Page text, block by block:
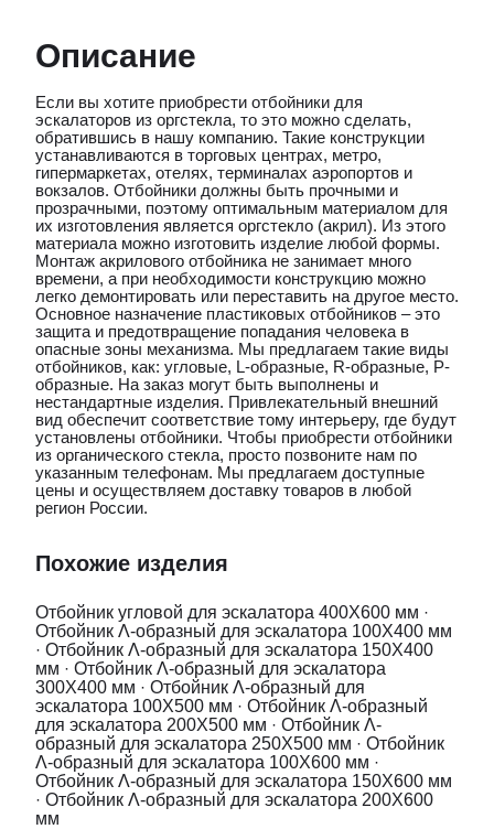
Описание
Если вы хотите приобрести отбойники для
эскалаторов из оргстекла, то это можно сделать,
обратившись в нашу компанию. Такие конструкции
устанавливаются в торговых центрах, метро,
гипермаркетах, отелях, терминалах аэропортов и
вокзалов. Отбойники должны быть прочными и
прозрачными, поэтому оптимальным материалом для
их изготовления является оргстекло (акрил). Из этого
материала можно изготовить изделие любой формы.
Монтаж акрилового отбойника не занимает много
времени, а при необходимости конструкцию можно
легко демонтировать или переставить на другое место.
Основное назначение пластиковых отбойников – это
защита и предотвращение попадания человека в
опасные зоны механизма. Мы предлагаем такие виды
отбойников, как: угловые, L-образные, R-образные, P-
образные. На заказ могут быть выполнены и
нестандартные изделия. Привлекательный внешний
вид обеспечит соответствие тому интерьеру, где будут
установлены отбойники. Чтобы приобрести отбойники
из органического стекла, просто позвоните нам по
указанным телефонам. Мы предлагаем доступные
цены и осуществляем доставку товаров в любой
регион России.
Похожие изделия
Отбойник угловой для эскалатора 400Х600 мм ·
Отбойник Λ-образный для эскалатора 100Х400 мм
· Отбойник Λ-образный для эскалатора 150Х400
мм · Отбойник Λ-образный для эскалатора
300Х400 мм · Отбойник Λ-образный для
эскалатора 100Х500 мм · Отбойник Λ-образный
для эскалатора 200Х500 мм · Отбойник Λ-
образный для эскалатора 250Х500 мм · Отбойник
Λ-образный для эскалатора 100Х600 мм ·
Отбойник Λ-образный для эскалатора 150Х600 мм
· Отбойник Λ-образный для эскалатора 200Х600
мм